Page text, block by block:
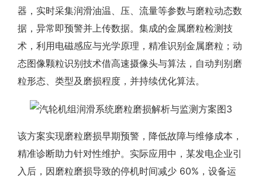
器，实时采集润滑油温、压、流量等参数与磨粒动态数
据，异常即预警并上传数据。集成的金属磨粒检测技
术，利用电磁感应与光学原理，精准识别金属磨粒；动
态图像颗粒识别技术借高速摄像头与算法，自动判别磨
粒形态、类型及磨损程度，并持续优化算法。
该方案实现磨粒磨损早期预警，降低故障与维修成本，
精准诊断助力针对性维护。实际应用中，某发电企业引
入后，因磨粒磨损导致的停机时间减少 60%，设备运